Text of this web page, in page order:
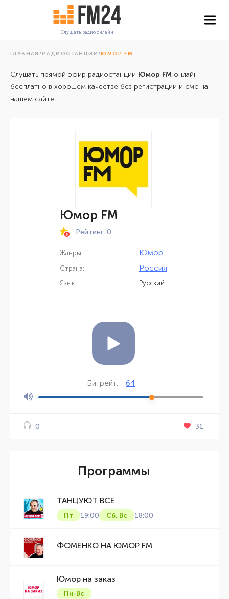
Слушать радио онлайн
ГЛАВНАЯ /РАДИОСТАНЦИИ/ЮМОР FM
Слушать прямой эфир радиостанции Юмор FM онлайн
бесплатно в хорошем качестве без регистрации и смс на
нашем сайте.
Юмор FM
Рейтинг: 0
Жанры: Юмор
Страна: Россия
Язык: Русский
Битрейт: 64
0 31
Программы
ТАНЦУЮТ ВСЕ
Пт 19:00 Сб, Вс 18:00
ФОМЕНКО НА ЮМОР FM
Юмор на заказ
Пн-Вс